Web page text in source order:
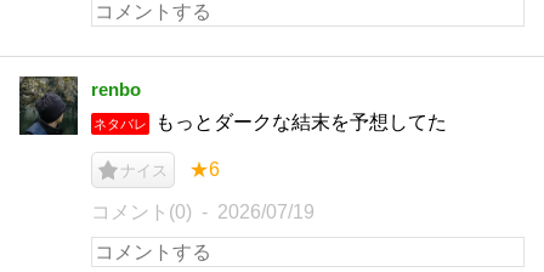
renbo
ネタバレ もっとダークな結末を予想してた
ナイス ★6
コメント(0) 2026/07/19